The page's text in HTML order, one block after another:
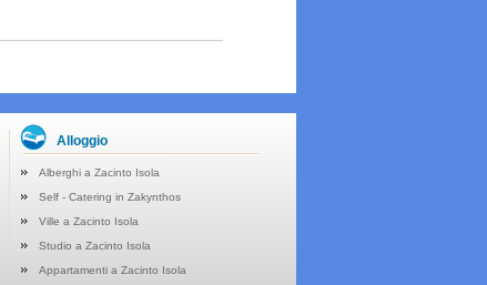
Alloggio
Alberghi a Zacinto Isola
Self - Catering in Zakynthos
Ville a Zacinto Isola
Studio a Zacinto Isola
Appartamenti a Zacinto Isola